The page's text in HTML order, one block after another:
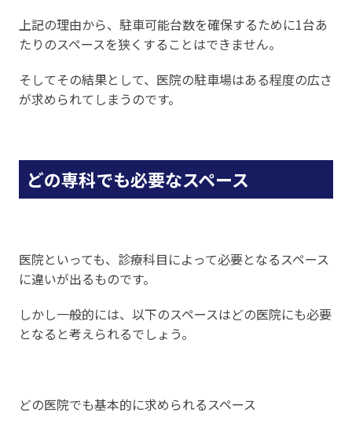
上記の理由から、駐車可能台数を確保するために1台あ
たりのスペースを狭くすることはできません。
そしてその結果として、医院の駐車場はある程度の広さ
が求められてしまうのです。
どの専科でも必要なスペース
医院といっても、診療科目によって必要となるスペース
に違いが出るものです。
しかし一般的には、以下のスペースはどの医院にも必要
となると考えられるでしょう。
どの医院でも基本的に求められるスペース